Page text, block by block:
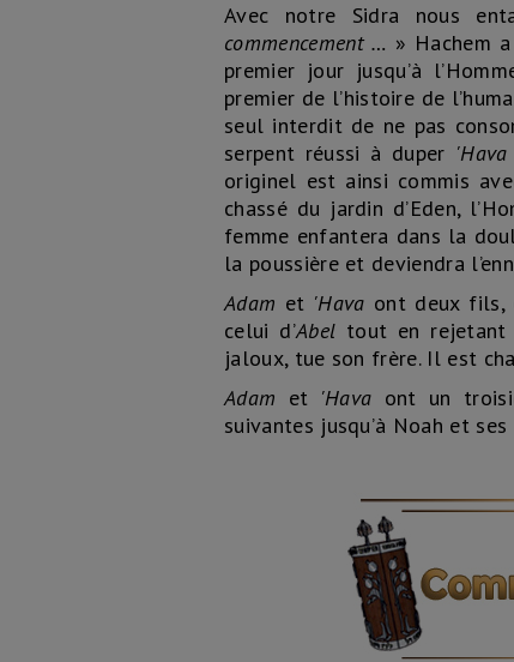
Avec notre Sidra nous
commencement … » Hachem
premier jour jusqu’à
premier de l’histoire de
seul interdit de ne pas
serpent réussi à duper 'Hava
originel est ainsi commis
chassé du jardin d’Eden,
femme enfantera dans la
la poussière et deviendra
Adam et 'Hava ont deux fils,
celui d’Abel tout en rejetant
jaloux, tue son frère. Il est
Adam et 'Hava ont un
suivantes jusqu’à Noah et